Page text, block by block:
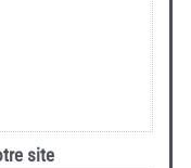
site